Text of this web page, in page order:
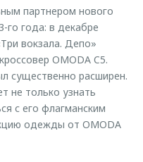
партнером нового
го года: в декабре
вокзала. Депо»
OMODA C5.
существенно расширен.
не только узнать
с его флагманским
одежды от OMODA